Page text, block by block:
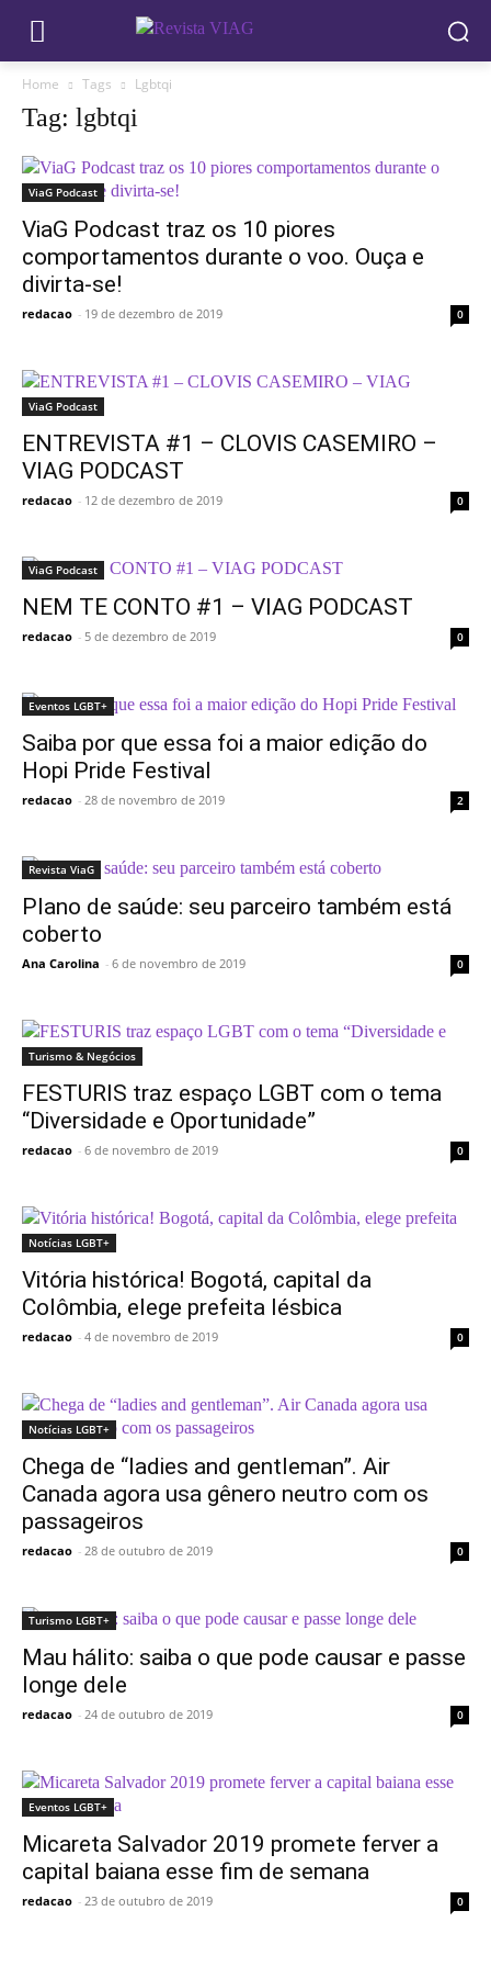
Home Tags Lgbtqi
Tag: lgbtqi
ViaG Podcast
ViaG Podcast traz os 10 piores
comportamentos durante o voo. Ouça e
divirta-se!
redacao - 19 de dezembro de 2019 0
ViaG Podcast
ENTREVISTA #1 – CLOVIS CASEMIRO –
VIAG PODCAST
redacao - 12 de dezembro de 2019 0
ViaG Podcast
NEM TE CONTO #1 – VIAG PODCAST
redacao - 5 de dezembro de 2019 0
Eventos LGBT+
Saiba por que essa foi a maior edição do
Hopi Pride Festival
redacao - 28 de novembro de 2019 2
Revista ViaG
Plano de saúde: seu parceiro também está
coberto
Ana Carolina - 6 de novembro de 2019 0
Turismo & Negócios
FESTURIS traz espaço LGBT com o tema
“Diversidade e Oportunidade”
redacao - 6 de novembro de 2019 0
Notícias LGBT+
Vitória histórica! Bogotá, capital da
Colômbia, elege prefeita lésbica
redacao - 4 de novembro de 2019 0
Notícias LGBT+
Chega de “ladies and gentleman”. Air
Canada agora usa gênero neutro com os
passageiros
redacao - 28 de outubro de 2019 0
Turismo LGBT+
Mau hálito: saiba o que pode causar e passe
longe dele
redacao - 24 de outubro de 2019 0
Eventos LGBT+
Micareta Salvador 2019 promete ferver a
capital baiana esse fim de semana
redacao - 23 de outubro de 2019 0